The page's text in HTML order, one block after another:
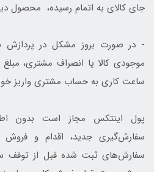
جای کالای به اتمام رسیده، محصول
- در صورت بروز مشکل در پردازش
ساعت کاری به حساب مشتری واریز
پول اینتکس مجاز است بدون
سفارش‌‏گیری جدید، اقدام و
سفارش‌‏های ثبت شده قبل از توقف